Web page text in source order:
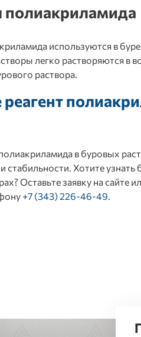
полиакриламида
используются в
легко растворяются в
раствора.
в буровых
стабильности. Хотите
Оставьте заявку на сайте
+7 (343) 226-46-49.